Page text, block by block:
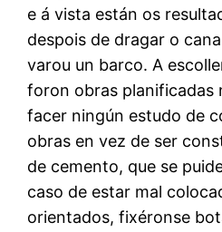
e á vista están os
despois de dragar o
varou un barco. A
foron obras planificadas
facer ningún estudo de
obras en vez de ser
de cemento, que se
caso de estar mal
orientados, fixéronse